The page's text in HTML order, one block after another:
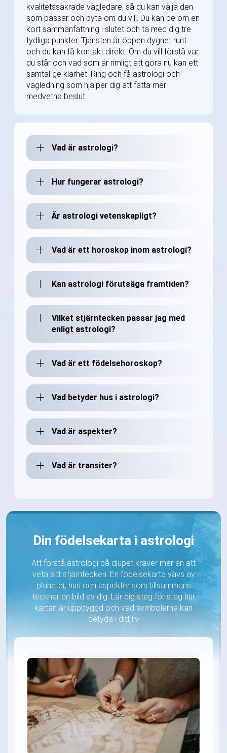
kvalitetssäkrade vägledare, så du kan välja den
som passar och byta om du vill. Du kan be om en
kort sammanfattning i slutet och ta med dig tre
tydliga punkter. Tjänsten är öppen dygnet runt
och du kan få kontakt direkt. Om du vill förstå var
du står och vad som är rimligt att göra nu kan ett
samtal ge klarhet. Ring och få astrologi och
vägledning som hjälper dig att fatta mer
medvetna beslut.
Vad är astrologi?
Hur fungerar astrologi?
Är astrologi vetenskapligt?
Vad är ett horoskop inom astrologi?
Kan astrologi förutsäga framtiden?
Vilket stjärntecken passar jag med
enligt astrologi?
Vad är ett födelsehoroskop?
Vad betyder hus i astrologi?
Vad är aspekter?
Vad är transiter?
Din födelsekarta i astrologi
Att förstå astrologi på djupet kräver mer än att
veta sitt stjärntecken. En födelsekarta vävs av
planeter, hus och aspekter som tillsammans
tecknar en bild av dig. Lär dig steg för steg hur
kartan är uppbyggd och vad symbolerna kan
betyda i ditt liv